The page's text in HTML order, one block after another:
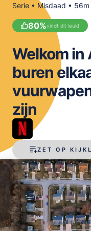
Serie • Misdaad • 56m
80%vindt dit leuk!
ZET OP
Welkom in
buren
zijn